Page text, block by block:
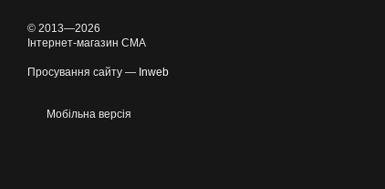
© 2013—2026
Інтернет-магазин CMA
Просування сайту — Inweb
Мобільна версія